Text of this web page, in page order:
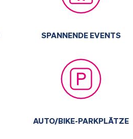
SPANNENDE EVENTS
AUTO/BIKE-PARKPLÄTZE